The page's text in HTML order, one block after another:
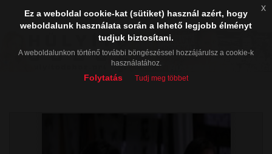
Ez a weboldal cookie-kat (sütiket) használ azért, hogy
weboldalunk használata során a lehető legjobb élményt
tudjuk biztosítani.
A weboldalunkon történő további böngészéssel hozzájárulsz a cookie-k
használatához.
Folytatás Tudj meg többet
x